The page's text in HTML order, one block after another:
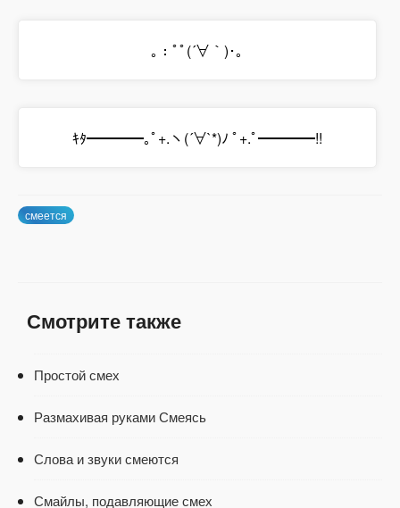
｡：ﾟﾟ(´∀｀)･｡
ｷﾀ━━━━｡ﾟ+.ヽ(´∀`*)ﾉ ﾟ+.ﾟ━━━━!!
смеется
Смотрите также
Простой смех
Размахивая руками Смеясь
Слова и звуки смеются
Смайлы, подавляющие смех